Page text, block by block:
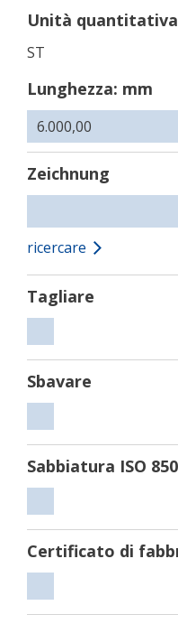
Unità quantitativa
ST
Lunghezza: mm
Zeichnung
ricercare
Tagliare
Sbavare
Sabbiatura ISO
ISO
8504-
Certificato di
di